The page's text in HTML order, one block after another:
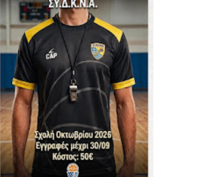
-ΕΘΝΙΚΟΣ ΛΑΓΥΝΩΝ
- Στον τελικό με Ερμή Αργ. νίκησε 72-54 το Πέρα
-ΠΕΡΑ (21.30)
στην Ένωση
-20 77-69 την φοβερή Προοδευτική